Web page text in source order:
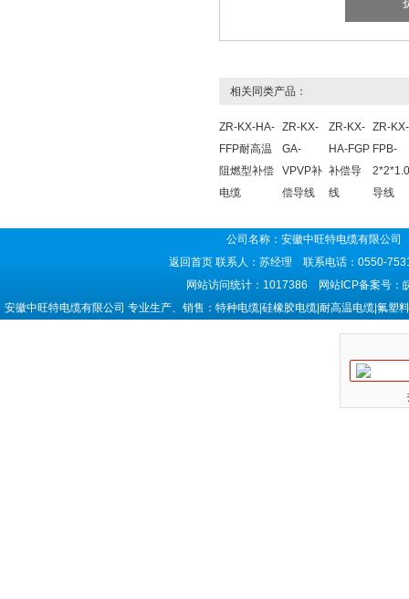
相关同类产品：
ZR-KX-HA-
FFP耐高温
阻燃型补偿
电缆
ZR-KX-
GA-
VPVP补
偿导线
ZR-KX-
HA-FGP
补偿导
线
ZR-
FPB-
导线
公司名称：安徽中旺特电缆有限公
返回首页 联系人：苏经理 联系电话：0550-
网站访问统计：1017386 网站ICP备案号：
安徽中旺特电缆有限公司 专业生产、销售：特种电缆|硅橡胶电缆|耐高温电缆|氟